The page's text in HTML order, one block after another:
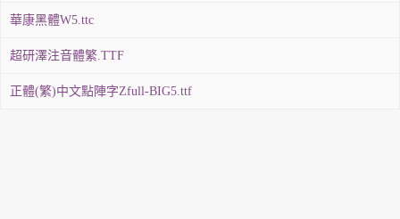
華康黑體W5.ttc
超研澤注音體繁.TTF
正體(繁)中文點陣字Zfull-BIG5.ttf